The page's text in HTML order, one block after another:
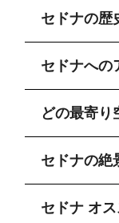
セドナの歴
セドナへの
どの最寄り
セドナの絶
セドナ オ